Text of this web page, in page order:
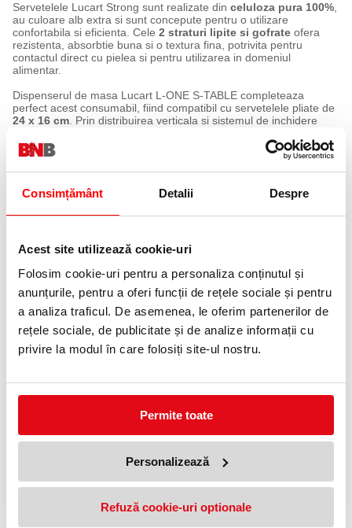
Consimțământ Detalii Despre
Acest site utilizează cookie-uri
Folosim cookie-uri pentru a personaliza conținutul și
anunțurile, pentru a oferi funcții de rețele sociale și pentru
a analiza traficul. De asemenea, le oferim partenerilor de
rețele sociale, de publicitate și de analize informații cu
privire la modul în care folosiți site-ul nostru.
Permite toate
Personalizează
Refuză cookie-uri optionale
Servetelele Lucart Strong sunt realizate din celuloza pura 100%,
au culoare alb extra si sunt concepute pentru o utilizare
confortabila si eficienta. Cele 2 straturi lipite si gofrateofera
rezistenta, absorbtie buna si o textura fina, potrivita pentru
contactul direct cu pielea si pentru utilizarea in domeniul
alimentar.
Dispenserul de masa Lucart L-ONE S-TABLE completeaza
perfect acest consumabil, fiind compatibil cu servetelele pliate de
24 x 16 cm. Prin distribuirea verticala si sistemul de inchidere
controlata, ajutand la reducerea consumului si la mentinerea unui
spatiu de servire curat si elegant.
Material servetele
Structura
Dimensiune servetel
16 x 24 cm, compatibil cu dispenserul Lucart L-ONE S-TABLE
Ambalare servetele
150 servetele / pachet, 40 pachete / cutie
Servetele pliate interfolded 24 x 16 cm
Utilizare dispenser
Pentru masa, cu distribuire verticala
Interlocking, sigur si practic
Dimensiuni dispenser
Servetele testate dermatologic, certificate ECOLABEL, PEFC si
Restaurante, cafenele, cantine, fast-food-uri, zone de servire,
practica si estetica pentru servetele de masa.